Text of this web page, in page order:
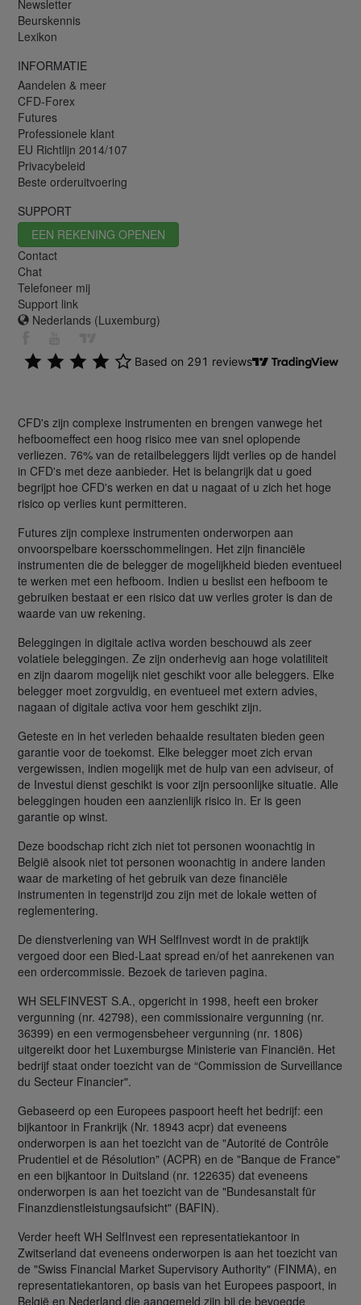
Newsletter
Beurskennis
Lexikon
INFORMATIE
Aandelen & meer
CFD-Forex
Futures
Professionele klant
EU Richtlijn 2014/107
Privacybeleid
Beste orderuitvoering
SUPPORT
EEN REKENING OPENEN
Contact
Chat
Telefoneer mij
Support link
Nederlands (Luxemburg)
CFD's zijn complexe instrumenten en brengen vanwege het
hefboomeffect een hoog risico mee van snel oplopende
verliezen. 76% van de retailbeleggers lijdt verlies op de handel
in CFD's met deze aanbieder. Het is belangrijk dat u goed
begrijpt hoe CFD's werken en dat u nagaat of u zich het hoge
risico op verlies kunt permitteren.
Futures zijn complexe instrumenten onderworpen aan
onvoorspelbare koersschommelingen. Het zijn financiële
instrumenten die de belegger de mogelijkheid bieden eventueel
te werken met een hefboom. Indien u beslist een hefboom te
gebruiken bestaat er een risico dat uw verlies groter is dan de
waarde van uw rekening.
Beleggingen in digitale activa worden beschouwd als zeer
volatiele beleggingen. Ze zijn onderhevig aan hoge volatiliteit
en zijn daarom mogelijk niet geschikt voor alle beleggers. Elke
belegger moet zorgvuldig, en eventueel met extern advies,
nagaan of digitale activa voor hem geschikt zijn.
Geteste en in het verleden behaalde resultaten bieden geen
garantie voor de toekomst. Elke belegger moet zich ervan
vergewissen, indien mogelijk met de hulp van een adviseur, of
de Investui dienst geschikt is voor zijn persoonlijke situatie. Alle
beleggingen houden een aanzienlijk risico in. Er is geen
garantie op winst.
Deze boodschap richt zich niet tot personen woonachtig in
België alsook niet tot personen woonachtig in andere landen
waar de marketing of het gebruik van deze financiële
instrumenten in tegenstrijd zou zijn met de lokale wetten of
reglementering.
De dienstverlening van WH SelfInvest wordt in de praktijk
vergoed door een Bied-Laat spread en/of het aanrekenen van
een ordercommissie. Bezoek de tarieven pagina.
WH SELFINVEST S.A., opgericht in 1998, heeft een broker
vergunning (nr. 42798), een commissionaire vergunning (nr.
36399) en een vermogensbeheer vergunning (nr. 1806)
uitgereikt door het Luxemburgse Ministerie van Financiën. Het
bedrijf staat onder toezicht van de “Commission de Surveillance
du Secteur Financier".
Gebaseerd op een Europees paspoort heeft het bedrijf: een
bijkantoor in Frankrijk (Nr. 18943 acpr) dat eveneens
onderworpen is aan het toezicht van de "Autorité de Contrôle
Prudentiel et de Résolution" (ACPR) en de "Banque de France"
en een bijkantoor in Duitsland (nr. 122635) dat eveneens
onderworpen is aan het toezicht van de "Bundesanstalt für
Finanzdienstleistungsaufsicht" (BAFIN).
Verder heeft WH SelfInvest een representatiekantoor in
Zwitserland dat eveneens onderworpen is aan het toezicht van
de "Swiss Financial Market Supervisory Authority" (FINMA), en
representatiekantoren, op basis van het Europees paspoort, in
België en Nederland die aangemeld zijn bij de bevoegde